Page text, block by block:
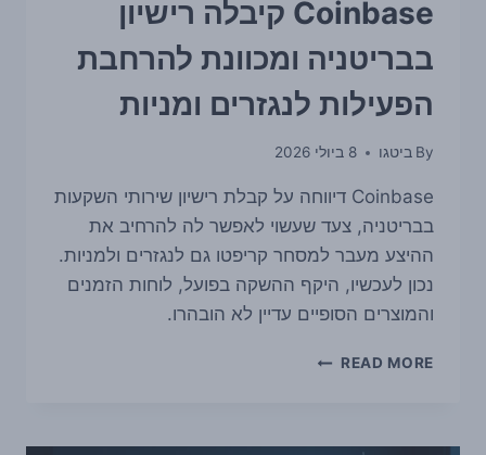
המאבק
פשיטת
נגד
לשעבר
Coinbase קיבלה רישיון
בבריטניה ומכוונת להרחבת
הפעילות לנגזרים ומניות
By ביטגו 8 ביולי 2026
Coinbase דיווחה על קבלת רישיון שירותי השקעות
בבריטניה, צעד שעשוי לאפשר לה להרחיב את
ההיצע מעבר למסחר קריפטו גם לנגזרים ולמניות.
נכון לעכשיו, היקף ההשקה בפועל, לוחות הזמנים
והמוצרים הסופיים עדיין לא הובהרו.
READ MORE
COINBASE
ומכוונת